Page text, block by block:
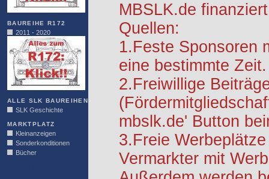
BAUREIHE R172
2011 - 2020
ALLE SLK BAUREIHEN
SLK Geschichte
MARKTPLATZ
Kleinanzeigen
Sonderkonditionen
Bücher
MBSLK.de
Quellen:
1.Feste Sponsoren
eine bestimmte Zeit.
2.Freiwillige
mbslk.de' Button
3.Freie
Vermarkter mit